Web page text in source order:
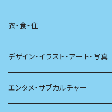
日本語
文学理論
評論
日記
ノンフィクション
その他
詩
短歌
その他
衣・食・住
着る
食べる
デザイン・イラスト・アート・写真
デザイン
エンタメ・サブカルチャー